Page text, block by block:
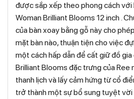
được sắp xếp theo phong cách với
Woman Brilliant Blooms 12 inch .
của bàn xoay bằng gỗ này cho
mặt bàn nào, thuận tiện cho việc
một cách hấp dẫn để cất giữ đồ
Brilliant Blooms đặc trưng của Ree
thanh lịch và lấy cảm hứng từ cổ
trở thành một sự bổ sung tuyệt vời